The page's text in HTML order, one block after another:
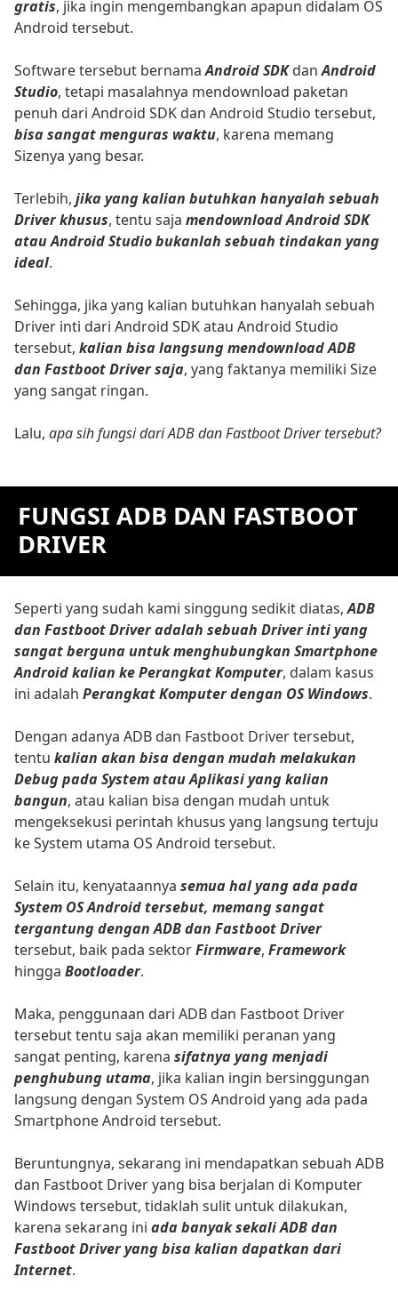
gratis, jika ingin mengembangkan apapun didalam OS
Android tersebut.
Software tersebut bernamaAndroid SDKdanAndroid
Studio, tetapi masalahnya mendownload paketan
penuh dari Android SDK dan Android Studio tersebut,
bisa sangat menguras waktu, karena memang
Sizenya yang besar.
Terlebih, jika yang kalian butuhkan hanyalah sebuah
Driver khusus, tentu saja mendownload Android SDK
atau Android Studio bukanlah sebuah tindakan yang
ideal.
Sehingga, jika yang kalian butuhkan hanyalah sebuah
Driver inti dari Android SDK atau Android Studio
tersebut, kalian bisa langsung mendownload ADB
dan Fastboot Driver saja, yang faktanya memiliki Size
yang sangat ringan.
Lalu, apa sih fungsi dari ADB dan Fastboot Driver tersebut?
FUNGSI ADB DAN FASTBOOT
DRIVER
Seperti yang sudah kami singgung sedikit diatas,ADB
dan Fastboot Driver adalah sebuah Driver inti yang
sangat berguna untuk menghubungkan Smartphone
Android kalian ke Perangkat Komputer, dalam kasus
ini adalah Perangkat Komputer dengan OS Windows.
Dengan adanya ADB dan Fastboot Driver tersebut,
tentu kalian akan bisa dengan mudah melakukan
Debug pada System atau Aplikasi yang kalian
bangun, atau kalian bisa dengan mudah untuk
mengeksekusi perintah khusus yang langsung tertuju
ke System utama OS Android tersebut.
Selain itu, kenyataannya semua hal yang ada pada
System OS Android tersebut, memang sangat
tergantung dengan ADB dan Fastboot Driver
tersebut, baik pada sektorFirmware, Framework
hingga Bootloader.
Maka, penggunaan dari ADB dan Fastboot Driver
tersebut tentu saja akan memiliki peranan yang
sangat penting, karena sifatnya yang menjadi
penghubung utama, jika kalian ingin bersinggungan
langsung dengan System OS Android yang ada pada
Smartphone Android tersebut.
Beruntungnya, sekarang ini mendapatkan sebuah ADB
dan Fastboot Driver yang bisa berjalan di Komputer
Windows tersebut, tidaklah sulit untuk dilakukan,
karena sekarang ini ada banyak sekali ADB dan
Fastboot Driver yang bisa kalian dapatkan dari
Internet.